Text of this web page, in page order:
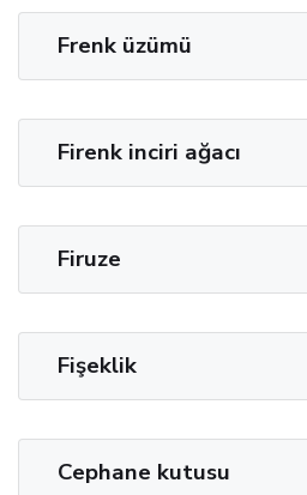
Frenk üzümü
Firenk inciri ağacı
Firuze
Fişeklik
Cephane kutusu